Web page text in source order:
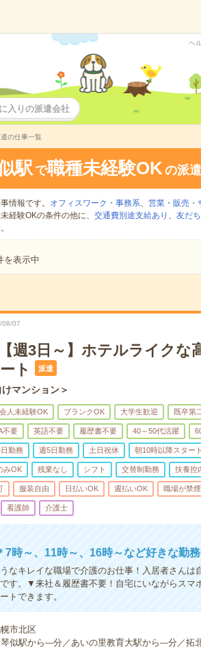
ヘ
入りの派遣会社
の仕事一覧
駅 で職種未経験OKの派
情報です。 オフィスワーク・事務系、 営業・販売・
経験OKの条件の他に、 交通費別途支給あり 、 友だ
を表示中
08/07
週3日～】ホテルライクな
ト
派遣
マンション＞
人未経験OK ブランクOK 大学生歓迎 既卒第
不要 英語不要 履歴書不要 40～50代活躍
勤務 週5日勤務 土日祝休 朝10時以降スタート
みOK 残業なし シフト 交替制勤務 扶養控
服装自由 日払いOK 週払いOK 職場が禁煙
看護師 介護士
7時～、11時～、16時～など好きな勤
なキレイな職場で介護のお仕事！入居者さんは
す。▼来社＆履歴書不要！自宅にいながらスマ
トできます。
市北区
似駅から---分／あいの里教育大駅から---分／拓